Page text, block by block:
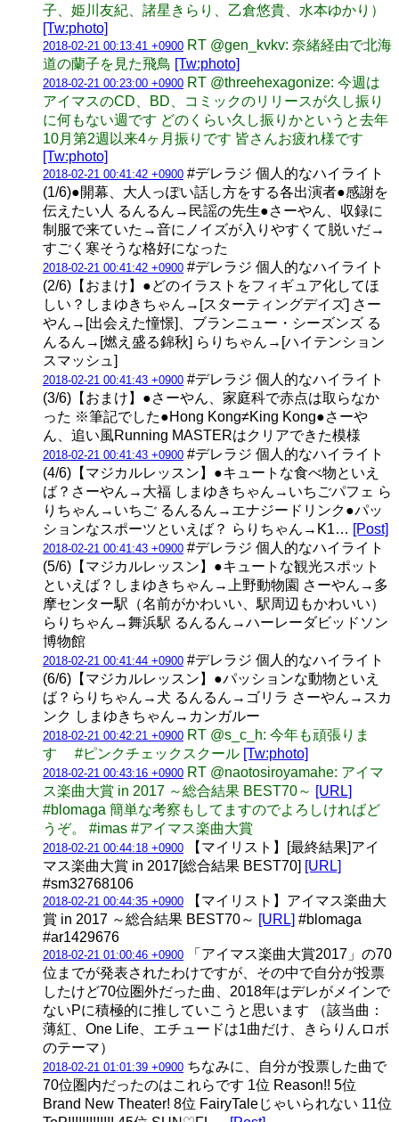
子、姫川友紀、諸星きらり、乙倉悠貴、水本ゆかり）
[Tw:photo]
2018-02-21 00:13:41 +0900 RT @gen_kvkv: 奈緒経由で北海
道の蘭子を見た飛鳥 [Tw:photo]
2018-02-21 00:23:00 +0900 RT @threehexagonize: 今週は
アイマスのCD、BD、コミックのリリースが久し振り
に何もない週です どのくらい久し振りかというと去年
10月第2週以来4ヶ月振りです 皆さんお疲れ様です
[Tw:photo]
2018-02-21 00:41:42 +0900 #デレラジ 個人的なハイライト
(1/6)●開幕、大人っぽい話し方をする各出演者●感謝を
伝えたい人 るんるん→民謡の先生●さーやん、収録に
制服で来ていた→音にノイズが入りやすくて脱いだ→
すごく寒そうな格好になった
2018-02-21 00:41:42 +0900 #デレラジ 個人的なハイライト
(2/6)【おまけ】●どのイラストをフィギュア化してほ
しい？しまゆきちゃん→[スターティングデイズ] さー
やん→[出会えた憧憬]、ブランニュー・シーズンズ る
んるん→[燃え盛る錦秋] らりちゃん→[ハイテンション
スマッシュ]
2018-02-21 00:41:43 +0900 #デレラジ 個人的なハイライト
(3/6)【おまけ】●さーやん、家庭科で赤点は取らなか
った ※筆記でした●Hong Kong≠King Kong●さーや
ん、追い風Running MASTERはクリアできた模様
2018-02-21 00:41:43 +0900 #デレラジ 個人的なハイライト
(4/6)【マジカルレッスン】●キュートな食べ物といえ
ば？さーやん→大福 しまゆきちゃん→いちごパフェ ら
りちゃん→いちご るんるん→エナジードリンク●パッ
ションなスポーツといえば？ らりちゃん→K1… [Post]
2018-02-21 00:41:43 +0900 #デレラジ 個人的なハイライト
(5/6)【マジカルレッスン】●キュートな観光スポット
といえば？しまゆきちゃん→上野動物園 さーやん→多
摩センター駅（名前がかわいい、駅周辺もかわいい）
らりちゃん→舞浜駅 るんるん→ハーレーダビッドソン
博物館
2018-02-21 00:41:44 +0900 #デレラジ 個人的なハイライト
(6/6)【マジカルレッスン】●パッションな動物といえ
ば？らりちゃん→犬 るんるん→ゴリラ さーやん→スカ
ンク しまゆきちゃん→カンガルー
2018-02-21 00:42:21 +0900 RT @s_c_h: 今年も頑張りま
す #ピンクチェックスクール [Tw:photo]
2018-02-21 00:43:16 +0900 RT @naotosiroyamahe: アイマ
ス楽曲大賞 in 2017 ～総合結果 BEST70～ [URL]
#blomaga 簡単な考察もしてますのでよろしければど
うぞ。 #imas #アイマス楽曲大賞
2018-02-21 00:44:18 +0900 【マイリスト】[最終結果]アイ
マス楽曲大賞 in 2017[総合結果 BEST70] [URL]
#sm32768106
2018-02-21 00:44:35 +0900 【マイリスト】アイマス楽曲大
賞 in 2017 ～総合結果 BEST70～ [URL] #blomaga
#ar1429676
2018-02-21 01:00:46 +0900 「アイマス楽曲大賞2017」の70
位までが発表されたわけですが、その中で自分が投票
したけど70位圏外だった曲、2018年はデレがメインで
ないPに積極的に推していこうと思います （該当曲：
薄紅、One Life、エチュードは1曲だけ、きらりんロボ
のテーマ）
2018-02-21 01:01:39 +0900 ちなみに、自分が投票した曲で
70位圏内だったのはこれらです 1位 Reason!! 5位
Brand New Theater! 8位 FairyTaleじゃいられない 11位